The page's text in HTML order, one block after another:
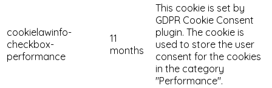
cookielawinfo-
checkbox-
performance
11
months
This cookie is set by
GDPR Cookie Consent
plugin. The cookie is
used to store the user
consent for the cookies
in the category
"Performance".